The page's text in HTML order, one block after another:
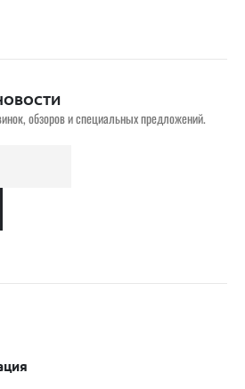
обзоров и специальных предложений.